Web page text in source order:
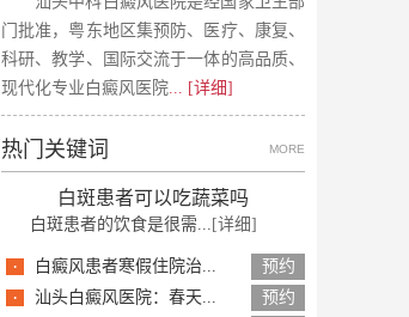
门批准，粤东地区集预防、医疗、康复、
科研、教学、国际交流于一体的高品质、
现代化专业白癜风医院... [详细]
热门关键词 MORE
白斑患者可以吃蔬菜吗
白斑患者的饮食是很需... [详细]
· 白癜风患者寒假住院治... 预约
· 汕头白癜风医院：春天... 预约